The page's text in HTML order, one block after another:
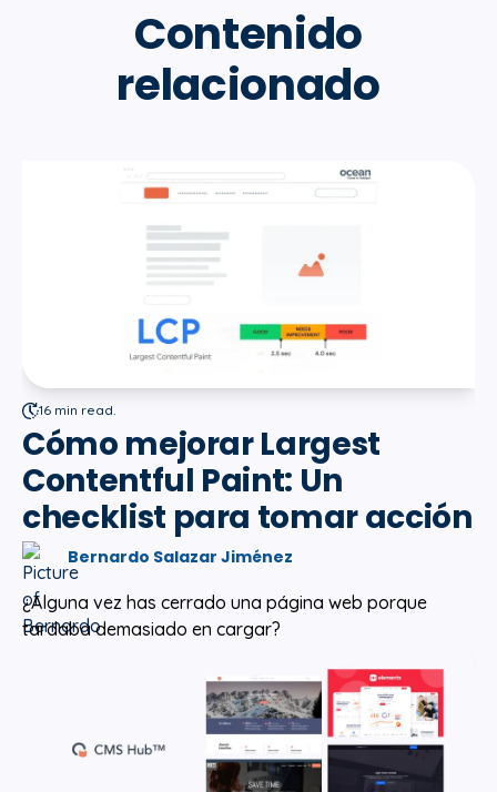
Contenido
relacionado
16 min read.
Cómo mejorar Largest
Contentful Paint: Un
checklist para tomar acción
Bernardo Salazar Jiménez
¿Alguna vez has cerrado una página web porque
tardaba demasiado en cargar?